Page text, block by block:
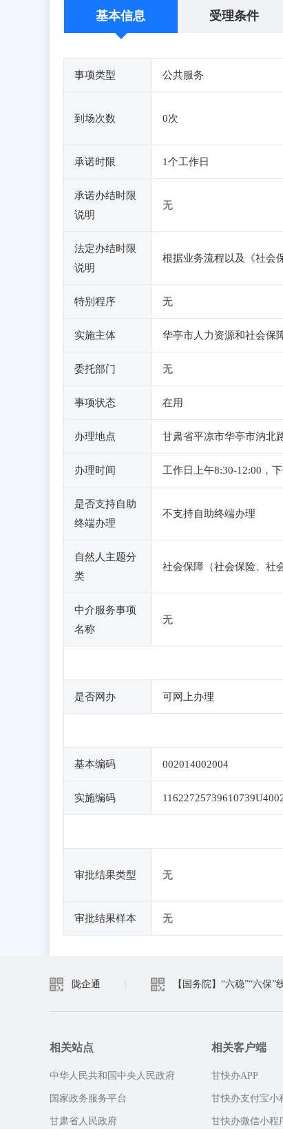
基本信息 受理条件
事项类型 公共服务
到场次数 0次
承诺时限 1个工作日
承诺办结时限
说明
无
法定办结时限
说明
根据业务流程以及《社会
特别程序 无
实施主体 华亭市人力资源和社会保
委托部门 无
事项状态 在用
办理地点 甘肃省平凉市华亭市汭北
办理时间 工作日上午8:30-12:00，
是否支持自助
终端办理
不支持自助终端办理
自然人主题分
类
社会保障（社会保险、社
中介服务事项
名称
无
是否网办 可网上办理
基本编码 002014002004
实施编码
审批结果类型 无
审批结果样本 无
陇企通 【国务院】“六稳”“六保”
相关站点
中华人民共和国中央人民政府
国家政务服务平台
甘肃省人民政府
相关客户端
甘快办APP
甘快办支付宝小
甘快办微信小程